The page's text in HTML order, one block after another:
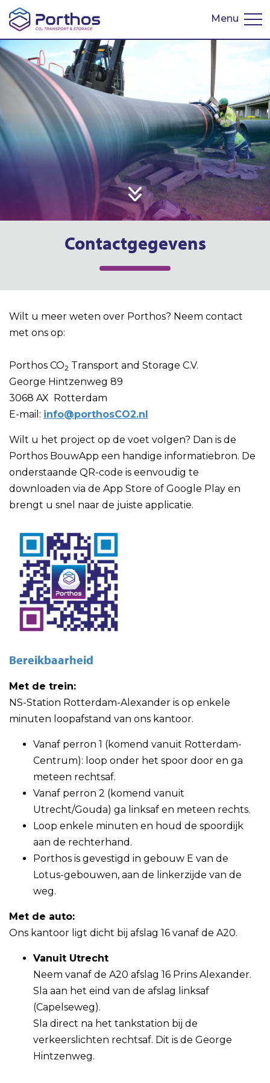
Menu
English
Contactgegevens
Wilt u meer weten over Porthos? Neem contact
met ons op:
Porthos CO2 Transport and Storage C.V.
George Hintzenweg 89
3068 AX Rotterdam
E-mail: info@porthosCO2.nl
Wilt u het project op de voet volgen? Dan is de
Porthos BouwApp een handige informatiebron. De
onderstaande QR-code is eenvoudig te
downloaden via de App Store of Google Play en
brengt u snel naar de juiste applicatie.
Bereikbaarheid
Met de trein:
NS-Station Rotterdam-Alexander is op enkele
minuten loopafstand van ons kantoor.
Vanaf perron 1 (komend vanuit Rotterdam-
Centrum): loop onder het spoor door en ga
meteen rechtsaf.
Vanaf perron 2 (komend vanuit
Utrecht/Gouda) ga linksaf en meteen rechts.
Loop enkele minuten en houd de spoordijk
aan de rechterhand.
Porthos is gevestigd in gebouw E van de
Lotus-gebouwen, aan de linkerzijde van de
weg.
Met de auto:
Ons kantoor ligt dicht bij afslag 16 vanaf de A20.
Vanuit Utrecht
Neem vanaf de A20 afslag 16 Prins Alexander.
Sla aan het eind van de afslag linksaf
(Capelseweg).
Sla direct na het tankstation bij de
verkeerslichten rechtsaf. Dit is de George
Hintzenweg.